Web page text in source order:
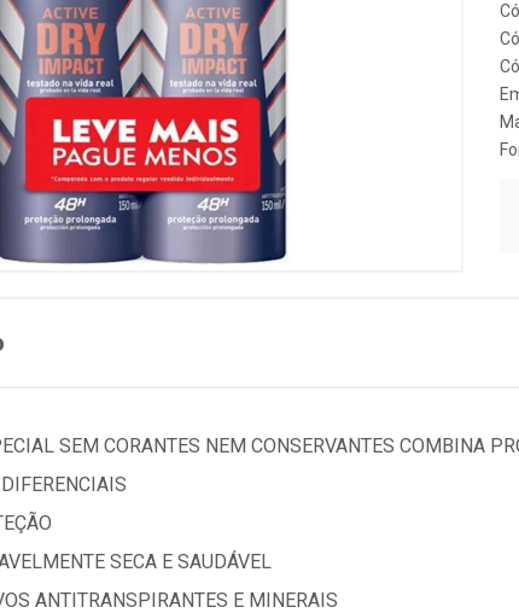
SEM CORANTES NEM CONSERVANTES COMBINA
SECA E SAUDÁVEL
ANTITRANSPIRANTES E MINERAIS